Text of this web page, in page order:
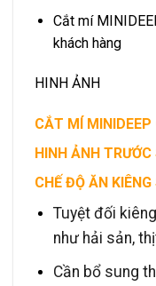
Cắt mí
khách hàng
HINH ẢNH
CẮT MÍ MINIDEEP
HINH ẢNH
CHẾ ĐỘ ĂN
Tuyệt đối
như hải sản,
Cần bổ sung